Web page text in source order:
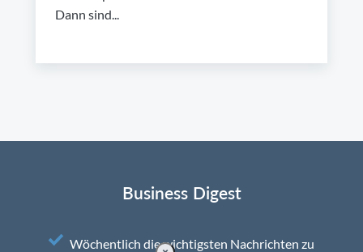
Dann sind...
Business Digest
Wöchentlich die wichtigsten Nachrichten zu